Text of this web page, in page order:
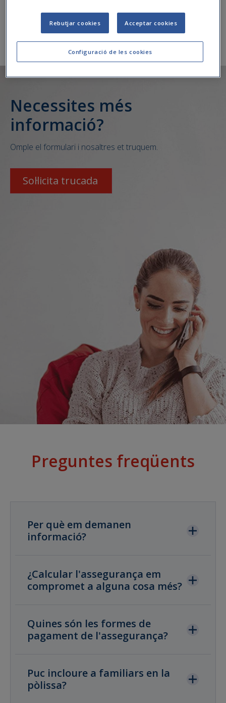
Necessites més
informació?
Omple el formulari i nosaltres et truquem.
Sol·licita trucada
Preguntes freqüents
Per què em demanen
informació?
¿Calcular l'assegurança em
compromet a alguna cosa més?
Quines són les formes de
pagament de l'assegurança?
Puc incloure a familiars en la
pòlissa?
Configuració de les cookies
Rebutjar cookies Acceptar cookies